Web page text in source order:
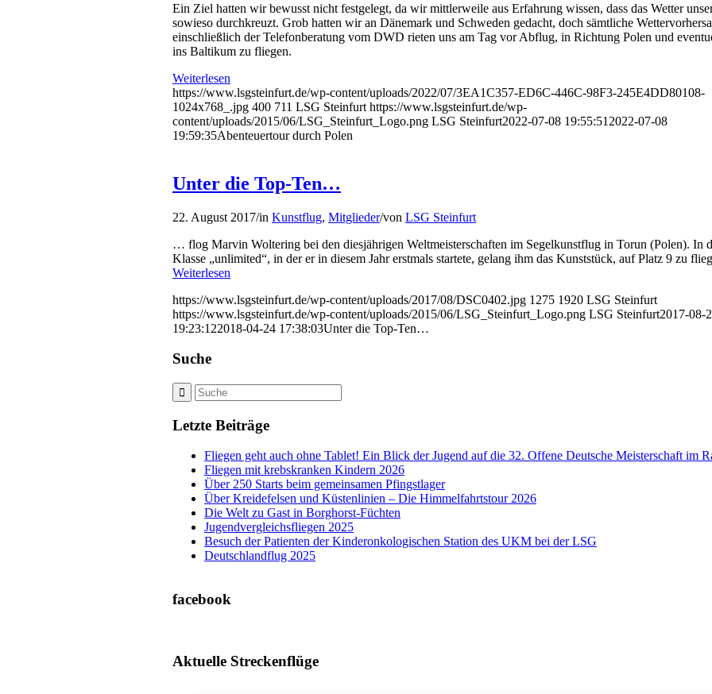
Ein Ziel hatten wir bewusst nicht festgelegt, da wir mittlerweile aus Erfahrung wissen, dass das Wetter
sowieso durchkreuzt. Grob hatten wir an Dänemark und Schweden gedacht, doch sämtliche
einschließlich der Telefonberatung vom DWD rieten uns am Tag vor Abflug, in Richtung Polen und
ins Baltikum zu fliegen.
Weiterlesen
https://www.lsgsteinfurt.de/wp-content/uploads/2022/07/3EA1C357-ED6C-446C-98F3-245E4DD80108-
1024x768_.jpg 400 711 LSG Steinfurt https://www.lsgsteinfurt.de/wp-
content/uploads/2015/06/LSG_Steinfurt_Logo.png LSG Steinfurt2022-07-08 19:55:51 2022-07-08
19:59:35Abenteuertour durch Polen
Unter die Top-Ten…
22. August 2017/in Kunstflug, Mitglieder/von LSG Steinfurt
… flog Marvin Woltering bei den diesjährigen Weltmeisterschaften im Segelkunstflug in Torun (Polen). In
Klasse „unlimited“, in der er in diesem Jahr erstmals startete, gelang ihm das Kunststück, auf Platz 9 zu
Weiterlesen
https://www.lsgsteinfurt.de/wp-content/uploads/2017/08/DSC0402.jpg 1275 1920 LSG Steinfurt
https://www.lsgsteinfurt.de/wp-content/uploads/2015/06/LSG_Steinfurt_Logo.png LSG Steinfurt2017-08-
19:23:122018-04-24 17:38:03Unter die Top-Ten…
Suche
Letzte Beiträge
Fliegen geht auch ohne Tablet! Ein Blick der Jugend auf die 32. Offene Deutsche Meisterschaft im
Fliegen mit krebskranken Kindern 2026
Über 250 Starts beim gemeinsamen Pfingstlager
Über Kreidefelsen und Küstenlinien – Die Himmelfahrtstour 2026
Die Welt zu Gast in Borghorst-Füchten
Jugendvergleichsfliegen 2025
Besuch der Patienten der Kinderonkologischen Station des UKM bei der LSG
Deutschlandflug 2025
facebook
Aktuelle Streckenflüge